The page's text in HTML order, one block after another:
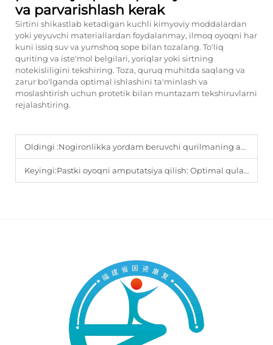
va parvarishlash kerak
Sirtini shikastlab ketadigan kuchli kimyoviy moddalardan
yoki yeyuvchi materiallardan foydalanmay, ilmoq oyoqni har
kuni issiq suv va yumshoq sope bilan tozalang. To'liq
quriting va iste'mol belgilari, yoriqlar yoki sirtning
notekisliligini tekshiring. Toza, quruq muhitda saqlang va
zarur bo'lganda optimal ishlashini ta'minlash va
moslashtirish uchun protetik bilan muntazam tekshiruvlarni
rejalashtiring.
Oldingi :Nogironlikka yordam beruvchi qurilmaning asosiy afzalliklari nima?
Keyingi:Pastki oyoqni amputatsiya qilish: Optimal qulaylik uchun to'g'ri protez komponentlarini qanday tanlash kerak?